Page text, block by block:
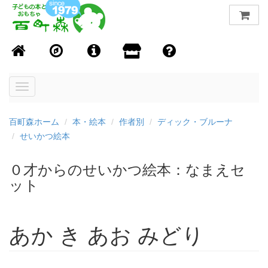
Toggle
百町森ホーム 本・絵本 作者別
ディック・ブルーナ
せいかつ絵本
０才からのせいかつ絵本：なまえセ
ット
あか き あお みどり